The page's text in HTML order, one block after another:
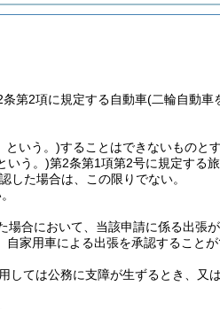
条第2項に規定する自動車(二輪自動車
という。)することはできないものとす
いう。)第2条第1項第2号に規定する
した場合は、この限りでない。
合において、当該申請に係る出張が
家用車による出張を承認することが
ては公務に支障が生ずるとき、又